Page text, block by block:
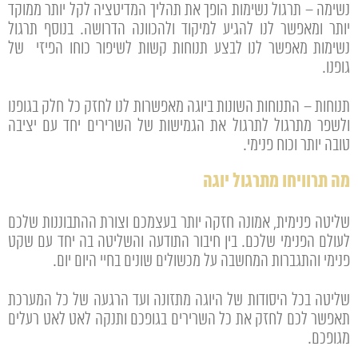
נשימה – תרגול נשימות הופך את תהליך המדיטציה לקל יותר ממוקד
יותר ומאפשר לנו להגיע למיקוד ולהכוונה הדרושה. בנוסף תרגול
נשימות מאפשר לנו לבצע תנוחות קשות לשיפור כוחו הפיזי של
גופנו.
תנוחות – התנוחות השונות ביוגה מאפשרות לנו לחזק כל חלק בגופנו
ולשפר מתרגול לתרגול את הגמישות של השרירים יחד עם יציבה
טובה יותר וכוח פנימי.
מה תרוויחו מתרגול יוגה
שליטה פנימית, אמונה חזקה יותר בעצמכם וצורת ההתבוננות שלכם
לעולם הפנימי שלכם. בין חיבור התודעה והשליטה בה יחד עם שקט
פנימי והתגברות המחשבה על מכשולים שונים בחיי היום יום.
שליטה בכל היסודות של היוגה מתזונה ועד הרגעה של כל המערכת
תאפשר לכם לחזק את כל השרירים בגופכם ותנקה לאט לאט רעלים
מגופכם.